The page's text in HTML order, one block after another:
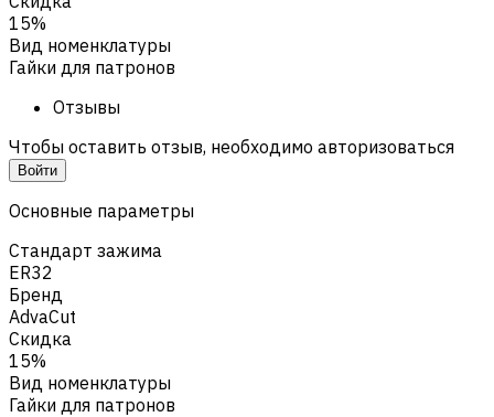
15%
Вид номенклатуры
Гайки для патронов
Отзывы
Чтобы оставить отзыв, необходимо авторизоваться
Войти
Основные параметры
Стандарт зажима
ER32
Бренд
AdvaCut
Скидка
15%
Вид номенклатуры
Гайки для патронов